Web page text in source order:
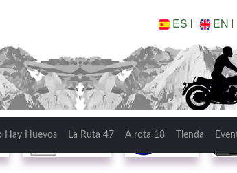
ES EN
Hay Huevos La Ruta 47 A rota 18 Tienda
Lugares de
Kmz